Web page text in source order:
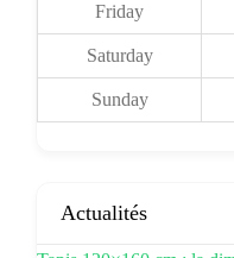
Friday
Saturday
Sunday
Actualités